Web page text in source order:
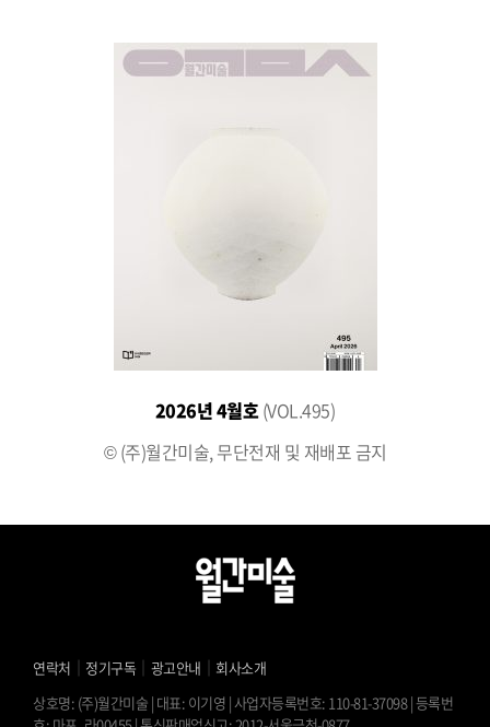
2026년 4월호(VOL.495)
© (주)월간미술, 무단전재 및 재배포 금지
연락처 ｜ 정기구독 ｜ 광고안내 ｜ 회사소개
상호명: (주)월간미술 | 대표: 이기영 | 사업자등록번호: 110-81-37098 | 등록번